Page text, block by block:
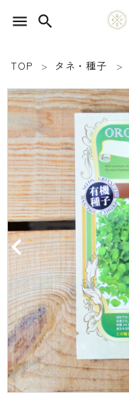
menu search
SEED 植物のタネ
PLANT 植物
MATERIAL 資材
OTHER 雑貨
FOOD 食品
BLOG ブログ
INFORMATIOM
ご利用ガイド
TOP タネ・種子